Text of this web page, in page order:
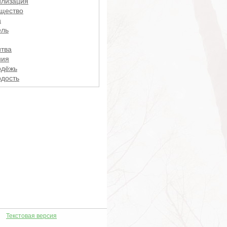
Текстовая версия